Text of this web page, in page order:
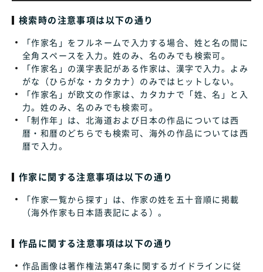
検索時の注意事項は以下の通り
「作家名」をフルネームで入力する場合、姓と名の間に
全角スペースを入力。姓のみ、名のみでも検索可。
「作家名」の漢字表記がある作家は、漢字で入力。よみ
がな（ひらがな・カタカナ）のみではヒットしない。
「作家名」が欧文の作家は、カタカナで「姓、名」と入
力。姓のみ、名のみでも検索可。
「制作年」は、北海道および日本の作品については西
暦・和暦のどちらでも検索可、海外の作品については西
暦で入力。
作家に関する注意事項は以下の通り
「作家一覧から探す」は、作家の姓を五十音順に掲載
（海外作家も日本語表記による）。
作品に関する注意事項は以下の通り
作品画像は著作権法第47条に関するガイドラインに従